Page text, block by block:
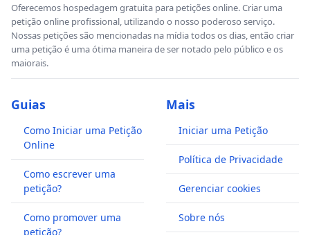
Oferecemos hospedagem gratuita para petições online. Criar uma
petição online profissional, utilizando o nosso poderoso serviço.
Nossas petições são mencionadas na mídia todos os dias, então criar
uma petição é uma ótima maneira de ser notado pelo público e os
maiorais.
Guias
Como Iniciar uma Petição
Online
Como escrever uma
petição?
Como promover uma
petição?
Mais
Iniciar uma Petição
Política de Privacidade
Gerenciar cookies
Sobre nós